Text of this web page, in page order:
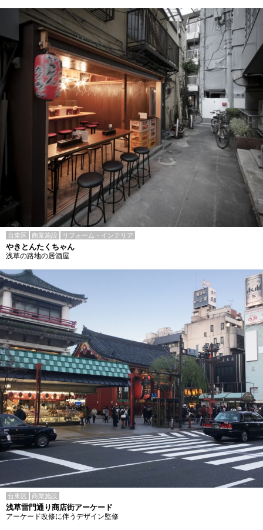
台東区 商業施設 リフォーム・インテリア
やきとんたくちゃん
浅草の路地の居酒屋
台東区 商業施設
浅草雷門通り商店街アーケード
アーケード改修に伴うデザイン監修